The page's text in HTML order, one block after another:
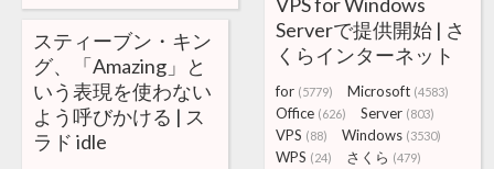
Serverで提供開始 | さ
くらインターネット
for (5779) Microsoft (4583)
Office (626) Server (803)
VPS (88) Windows (3530)
WPS (24) さくら (479)
スティーブン・キン
グ、「Amazing」と
いう表現を使わない
よう呼びかける | ス
ラド idle